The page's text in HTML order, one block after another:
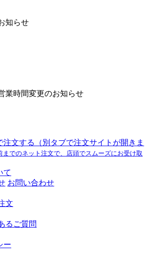
知らせ
業時間変更のお知らせ
注文する
（別タブで注文サイトが開きま
までのネット注文で、店頭でスムーズにお受け取
て
お問い合わせ
文
るご質問
ー